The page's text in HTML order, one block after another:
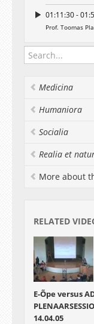
01:11:30 -
Prof. Toomas
Medicina
Humaniora
Socialia
Realia et
More about
RELATED
E-Õpe versus
14.04.05